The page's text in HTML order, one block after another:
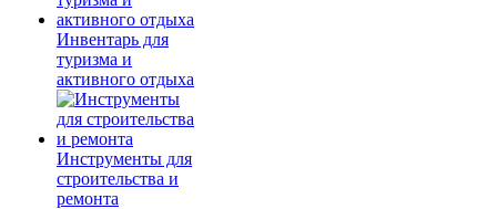
Инвентарь для
туризма и
активного отдыха
Инструменты для
строительства и
ремонта